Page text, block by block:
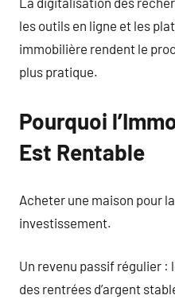
les outils en ligne et les
immobilière rendent le
plus pratique.
Pourquoi
Est Rentable
Acheter une maison pour
investissement.
Un revenu passif régulier
des rentrées d’argent